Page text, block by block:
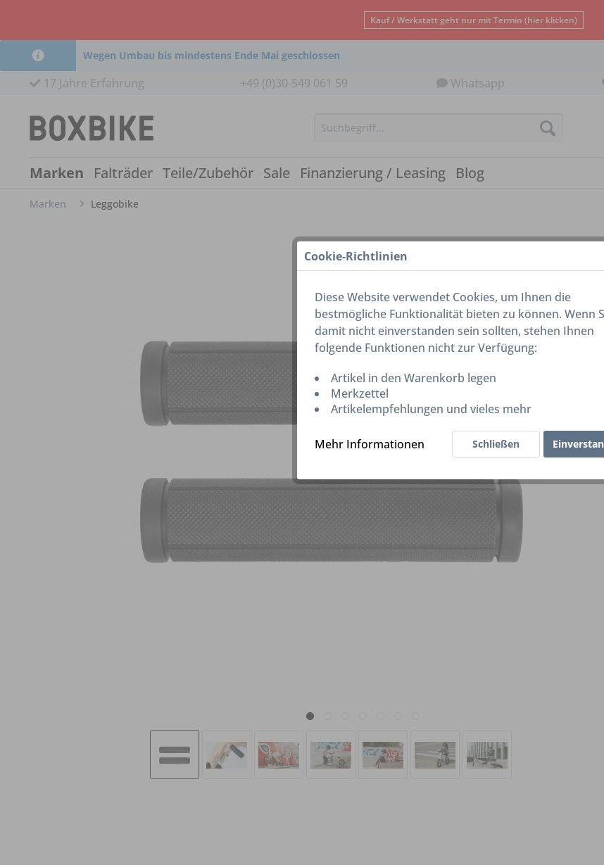
Kauf / Werkstatt geht nur mit Termin (hier klicken)
Wegen Umbau bis mindestens Ende Mai geschlossen
17 Jahre Erfahrung +49 (0)30-549 061 59 Whatsapp
Marken Falträder Teile/Zubehör Sale Finanzierung / Leasing Blog
Marken Leggobike
Cookie-Richtlinien
Diese Website verwendet Cookies, um Ihnen die
bestmögliche Funktionalität bieten zu können. Wenn
damit nicht einverstanden sein sollten, stehen Ihnen
folgende Funktionen nicht zur Verfügung:
Artikel in den Warenkorb legen
Merkzettel
Artikelempfehlungen und vieles mehr
Mehr Informationen Schließen